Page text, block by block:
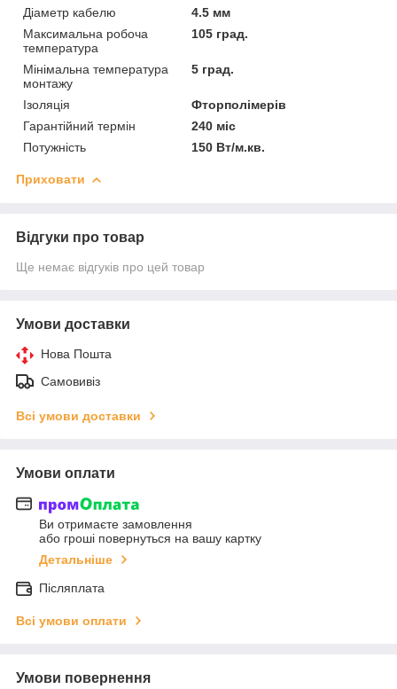
Діаметр кабелю
4.5 мм
Максимальна робоча
температура
105 град.
Мінімальна температура
монтажу
5 град.
Ізоляція
Фторполімерів
Гарантійний термін
240 міс
Потужність
150 Вт/м.кв.
Приховати
Відгуки про товар
Ще немає відгуків про цей товар
Умови доставки
Нова Пошта
Самовивіз
Всі умови доставки
Умови оплати
Ви отримаєте замовлення
або гроші повернуться на вашу картку
Детальніше
Післяплата
Всі умови оплати
Умови повернення